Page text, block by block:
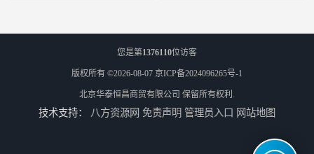
您是第1376110位访客
版权所有 ©2026-08-07 京ICP备2024096265号-1
北京华泰恒昌商贸有限公司 保留所有权利.
技术支持： 八方资源网 免责声明 管理员入口 网站地图